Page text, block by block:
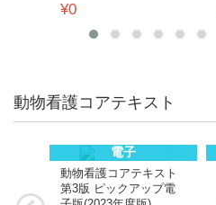
¥0
動物看護コアテキスト
電子
動物看護コアテキスト
第3版 ピックアップ電